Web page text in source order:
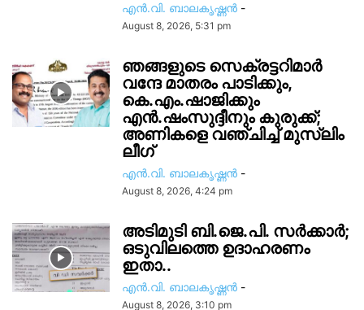
എൻ.വി. ബാലകൃഷ്ണൻ -
August 8, 2026, 5:31 pm
ഞങ്ങളുടെ സെക്രട്ടറിമാർ
വന്ദേ മാതരം പാടിക്കും,
കെ.എം.ഷാജിക്കും
എൻ.ഷംസുദ്ദീനും കുരുക്ക്;
അണികളെ വഞ്ചിച്ച് മുസ്ലിം
ലീഗ്
എൻ.വി. ബാലകൃഷ്ണൻ -
August 8, 2026, 4:24 pm
അടിമുടി ബി.ജെ.പി. സർക്കാർ;
ഒടുവിലത്തെ ഉദാഹരണം
ഇതാ..
എൻ.വി. ബാലകൃഷ്ണൻ -
August 8, 2026, 3:10 pm